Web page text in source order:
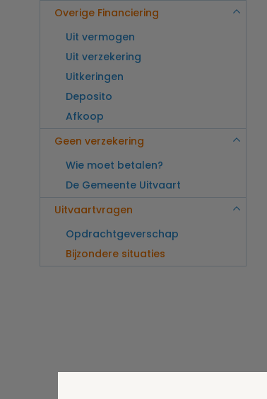
Overige Financiering
Uit vermogen
Uit verzekering
Uitkeringen
Deposito
Afkoop
Geen verzekering
Wie moet betalen?
De Gemeente Uitvaart
Uitvaartvragen
Opdrachtgeverschap
Bijzondere situaties